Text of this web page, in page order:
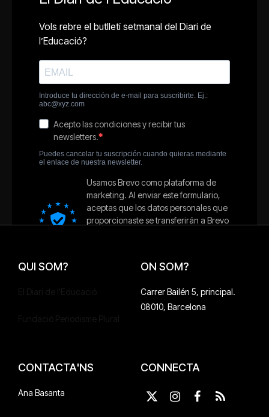
QUI SOM? ON SOM?
Carrer Bailén 5, principal.
08010, Barcelona
CONTACTA'NS
Ana Basanta
CONNECTA
X
InstagramFacebook
RSS